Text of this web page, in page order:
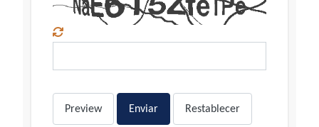
Preview Enviar Restablecer